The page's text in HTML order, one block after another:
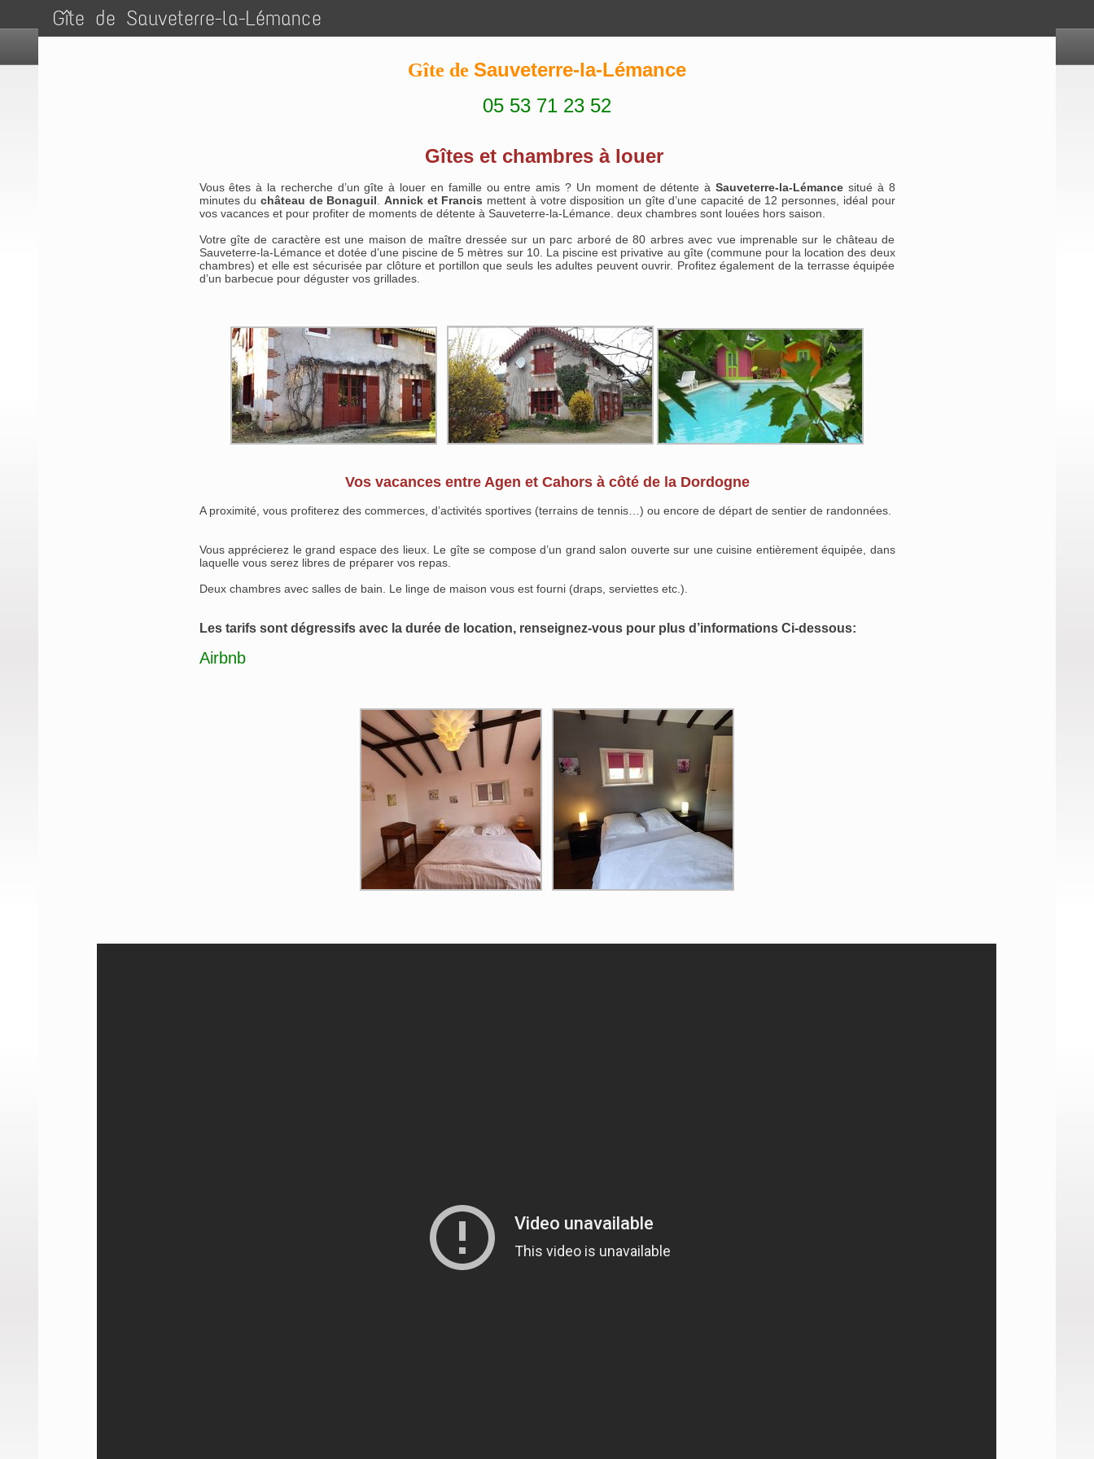
Gîte de Sauveterre-la-Lémance
Gîte de Sauveterre-la-Lémance
05 53 71 23 52
Gîtes et chambres à louer
Vous êtes à la recherche d’un gîte à louer en famille ou entre amis ? Un moment de détente àSauveterre-la-Lémance situé à 8
minutes du château de Bonaguil.Annick et Francis mettent à votre disposition un gîte d’une capacité de 12 personnes, idéal pour
vos vacances et pour profiter de moments de détente à Sauveterre-la-Lémance. deux chambres sont louées hors saison.
Votre gîte de caractère est une maison de maître dressée sur un parc arboré de 80 arbres avec vue imprenable sur le château de
Sauveterre-la-Lémance et dotée d’une piscine de 5 mètres sur 10. La piscine est privative au gîte (commune pour la location des deux
chambres) et elle est sécurisée par clôture et portillon que seuls les adultes peuvent ouvrir. Profitez également de la terrasse équipée
d’un barbecue pour déguster vos grillades.
Vos vacances entre Agen et Cahors à côté de la Dordogne
A proximité, vous profiterez des commerces, d’activités sportives (terrains de tennis…) ou encore de départ de sentier de randonnées.
Vous apprécierez le grand espace des lieux. Le gîte se compose d’un grand salon ouverte sur une cuisine entièrement équipée, dans
laquelle vous serez libres de préparer vos repas.
Deux chambres avec salles de bain. Le linge de maison vous est fourni (draps, serviettes etc.).
Les tarifs sont dégressifs avec la durée de location, renseignez-vous pour plus d’informations Ci-dessous:
Airbnb